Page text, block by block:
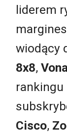
liderem
wiodący
8x8,
rankingu
Cisco,